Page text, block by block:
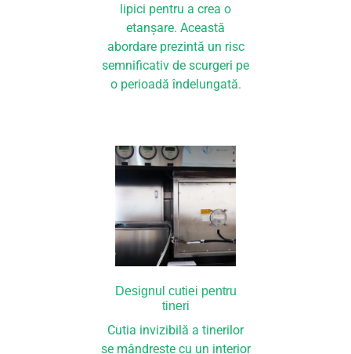
lipici pentru a crea o
etanșare. Această
abordare prezintă un risc
semnificativ de scurgeri pe
o perioadă îndelungată.
Designul cutiei pentru
tineri
Cutia invizibilă a tinerilor
se mândrește cu un interior